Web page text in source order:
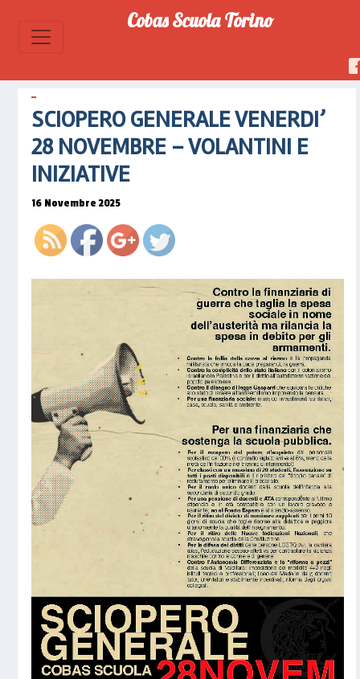
Cobas Scuola Torino
SCIOPERO GENERALE VENERDI’
28 NOVEMBRE – VOLANTINI E
INIZIATIVE
16 Novembre 2025
https://www.cobascuolatorino.it/2025/11/
generale-
28-
novembre-
volantini-
e-
iniziative">